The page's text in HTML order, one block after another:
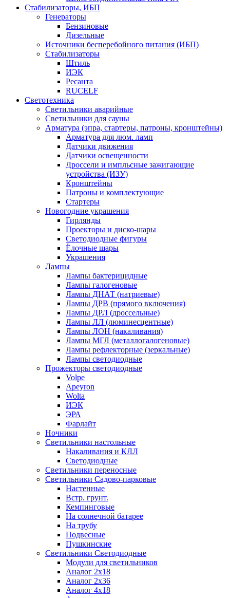
Стабилизаторы, ИБП
Генераторы
Бензиновые
Дизельные
Источники бесперебойного питания (ИБП)
Стабилизаторы
Штиль
ИЭК
Ресанта
RUCELF
Светотехника
Светильники аварийные
Светильники для сауны
Арматура (эпра, стартеры, патроны, кронштейны)
Арматура для люм. ламп
Датчики движения
Датчики освещенности
Дроссели и импльсные зажигающие
устройства (ИЗУ)
Кронштейны
Патроны и комплектующие
Стартеры
Новогодние украшения
Гирлянды
Проекторы и диско-шары
Светодиодные фигуры
Ёлочные шары
Украшения
Лампы
Лампы бактерицидные
Лампы галогеновые
Лампы ДНАТ (натриевые)
Лампы ДРВ (прямого включения)
Лампы ДРЛ (дроссельные)
Лампы ЛЛ (люминесцентные)
Лампы ЛОН (накаливания)
Лампы МГЛ (металлогалогеновые)
Лампы рефлекторные (зеркальные)
Лампы светодиодные
Прожекторы светодиодные
Volpe
Apeyron
Wolta
ИЭК
ЭРА
Фарлайт
Ночники
Светильники настольные
Накаливания и КЛЛ
Светодиодные
Светильники переносные
Светильники Садово-парковые
Настенные
Встр. грунт.
Кемпинговые
На солнечной батарее
На трубу
Подвесные
Пушкинские
Светильники Светодиодные
Модули для светильников
Аналог 2х18
Аналог 2х36
Аналог 4х18